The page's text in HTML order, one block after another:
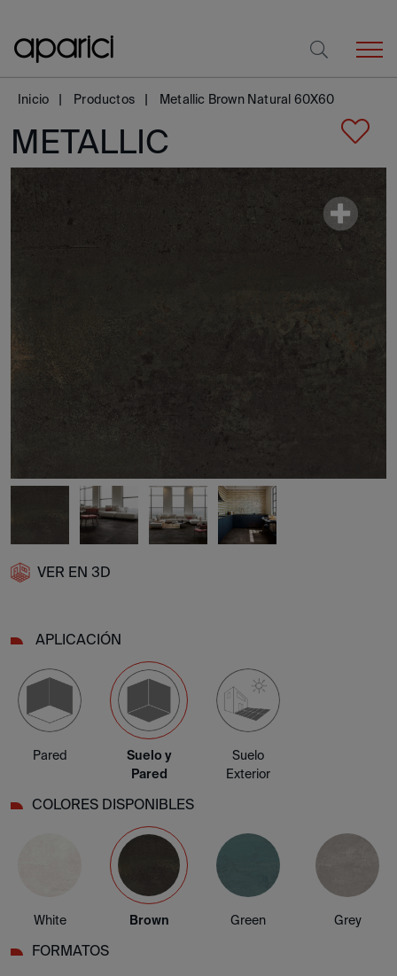
Inicio Productos Metallic Brown Natural 60X60
METALLIC
VER EN 3D
APLICACIÓN
Pared
Suelo y
Pared
Suelo
Exterior
COLORES DISPONIBLES
White Brown Green Grey
FORMATOS